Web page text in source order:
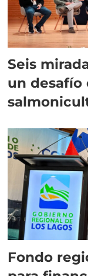
Seis
un desafío
Fondo